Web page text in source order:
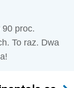
proc.
To raz. Dwa